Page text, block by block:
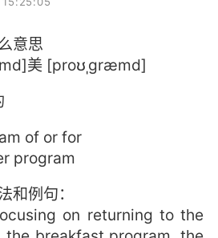
意思
美 [proʊˌgræmd]
of or for
program
例句：
on returning to the